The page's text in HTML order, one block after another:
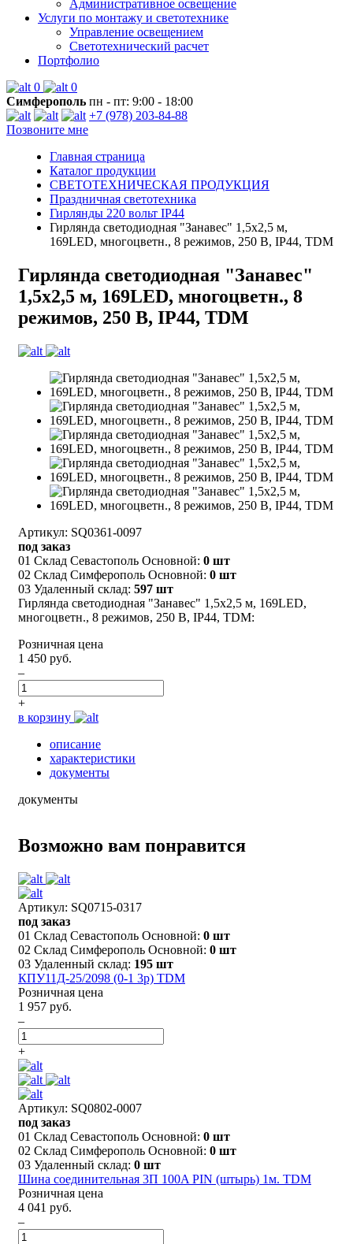
Административное освещение
Услуги по монтажу и светотехнике
Управление освещением
Светотехнический расчет
Портфолио
0
0
Симферополь пн - пт: 9:00 - 18:00
+7 (978) 203-84-88
Позвоните мне
Главная страница
Каталог продукции
СВЕТОТЕХНИЧЕСКАЯ ПРОДУКЦИЯ
Праздничная светотехника
Гирлянды 220 вольт IP44
Гирлянда светодиодная "Занавес" 1,5х2,5 м,
169LED, многоцветн., 8 режимов, 250 В, IP44, TDM
Гирлянда светодиодная "Занавес"
1,5х2,5 м, 169LED, многоцветн., 8
режимов, 250 В, IP44, TDM
Артикул: SQ0361-0097
под заказ
01 Склад Севастополь Основной: 0 шт
02 Склад Симферополь Основной: 0 шт
03 Удаленный склад: 597 шт
Гирлянда светодиодная "Занавес" 1,5х2,5 м, 169LED,
многоцветн., 8 режимов, 250 В, IP44, TDM:
Розничная цена
1 450 руб.
–
+
в корзину
описание
характеристики
документы
документы
Возможно вам понравится
Артикул: SQ0715-0317
под заказ
01 Склад Севастополь Основной: 0 шт
02 Склад Симферополь Основной: 0 шт
03 Удаленный склад: 195 шт
КПУ11Д-25/2098 (0-1 3р) TDM
Розничная цена
1 957 руб.
–
+
Артикул: SQ0802-0007
под заказ
01 Склад Севастополь Основной: 0 шт
02 Склад Симферополь Основной: 0 шт
03 Удаленный склад: 0 шт
Шина соединительная 3П 100A PIN (штырь) 1м. TDM
Розничная цена
4 041 руб.
–